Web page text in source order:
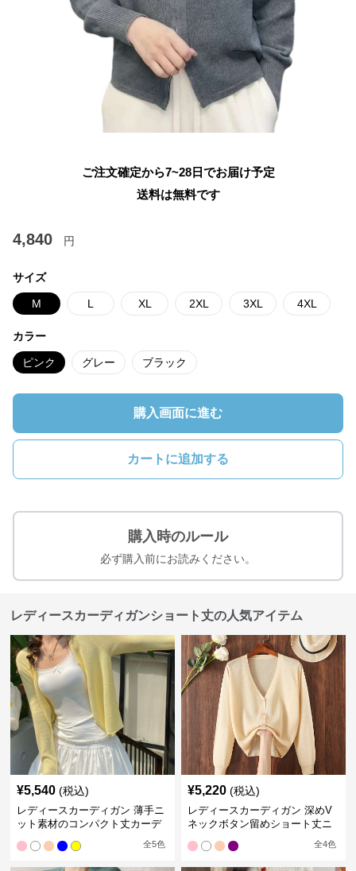
ご注文確定から7~28日でお届け予定
送料は無料です
4,840 円
サイズ
M L XL 2XL 3XL 4XL
カラー
ピンク グレー ブラック
購入画面に進む
カートに追加する
購入時のルール
必ず購入前にお読みください。
レディースカーディガンショート丈の人気アイテム
¥5,540 (税込)
レディースカーディガン 薄手ニ
ット素材のコンパクト丈カーデ
全5色
¥5,220 (税込)
レディースカーディガン 深めV
ネックボタン留めショート丈ニ
全4色